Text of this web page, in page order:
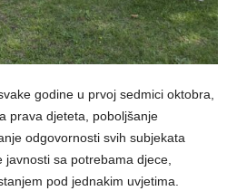
godine u prvoj sedmici oktobra,
prava djeteta, poboljšanje
odgovornosti svih subjekata
sa potrebama djece,
pod jednakim uvjetima.